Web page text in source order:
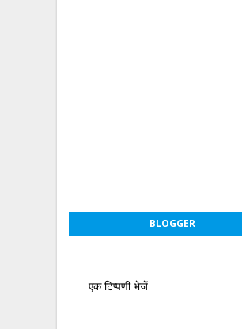
BLOGGER
एक टिप्पणी भेजें